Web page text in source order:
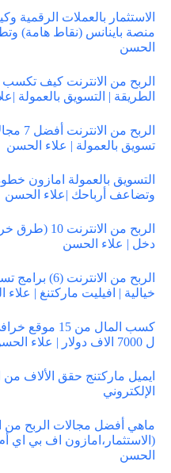
الاستثمار بالعملات الرقمية
منصة باينانس (نقاط هامة)
الحسن
الطريقة | التسويق بالعمولة
الربح
تسويق بالعمولة | علاء الحسن
التسويق بالعمولة امازون
وتضاعف أرباحك |علاء الحسن
الربح من
دخل | علاء الحسن
الربح من
خيالية | افيليت ماركتنغ |
كسب المال من
ل 7000 الاف دولار | علاء الحسن
ايميل ماركتنج حقق الألاف من
الإلكتروني
ماهي أفضل مجالات الربح من
(الاستثمار،امازون اف بي اي
الحسن